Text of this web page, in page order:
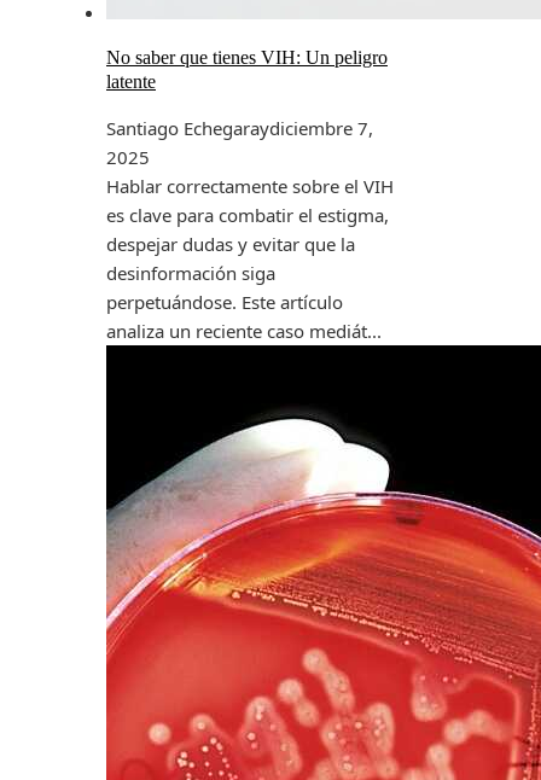
No saber que tienes VIH: Un peligro
latente
Santiago Echegaraydiciembre 7,
2025
Hablar correctamente sobre el VIH
es clave para combatir el estigma,
despejar dudas y evitar que la
desinformación siga
perpetuándose. Este artículo
analiza un reciente caso mediát...